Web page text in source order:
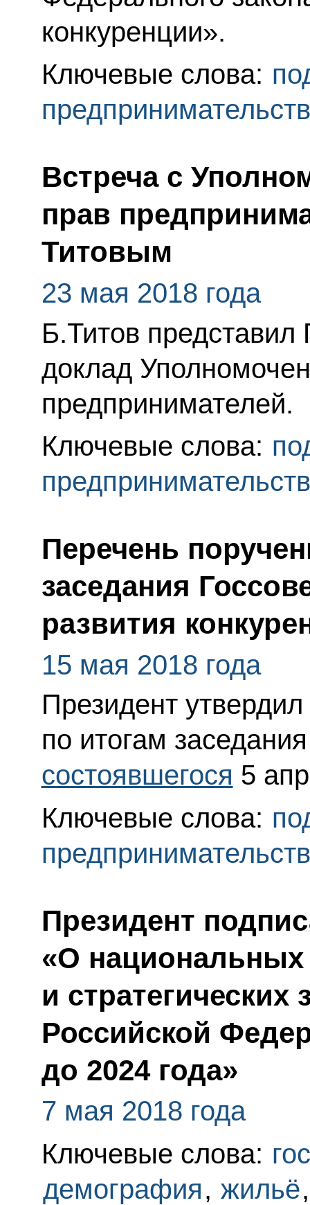
конкуренции».
Ключевые слова:
Встреча с
прав
Титовым
23 мая 2018 года
Б.Титов представил
доклад
предпринимателей.
Ключевые слова:
Перечень
заседания
развития
15 мая 2018 года
Президент
по итогам
состоявшегося 5
Ключевые слова:
Президент
«О национальных
и стратегических
Российской
до 2024 года»
7 мая 2018 года
Ключевые слова:
демография, жильё